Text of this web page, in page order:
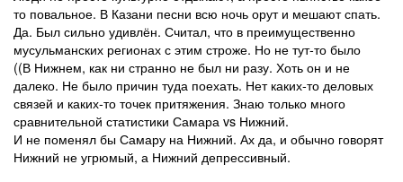
то повальное. В Казани песни всю ночь орут и мешают спать.
Да. Был сильно удивлён. Считал, что в преимущественно
мусульманских регионах с этим строже. Но не тут-то было
((В Нижнем, как ни странно не был ни разу. Хоть он и не
далеко. Не было причин туда поехать. Нет каких-то деловых
связей и каких-то точек притяжения. Знаю только много
сравнительной статистики Самара vs Нижний.
И не поменял бы Самару на Нижний. Ах да, и обычно говорят
Нижний не угрюмый, а Нижний депрессивный.